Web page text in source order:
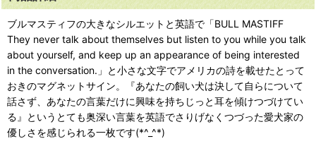
ブルマスティフの大きなシルエットと英語で「BULL MASTIFF
They never talk about themselves but listen to you while you talk
about yourself, and keep up an appearance of being interested
in the conversation.」と小さな文字でアメリカの詩を載せたとって
おきのマグネットサイン。『あなたの飼い犬は決して自らについて
話さず、あなたの言葉だけに興味を持ちじっと耳を傾けつづけてい
る』というとても奥深い言葉を英語でさりげなくつづった愛犬家の
優しさを感じられる一枚です(*^_^*)